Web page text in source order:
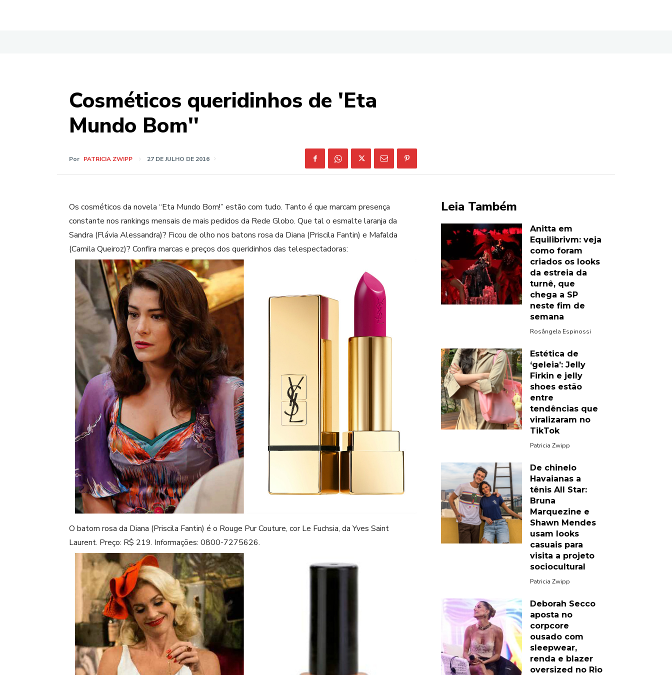
Cosméticos queridinhos de 'Eta
Mundo Bom''
Por PATRICIA ZWIPP 27 DE JULHO DE 2016
Os cosméticos da novela “Eta Mundo Bom!” estão com tudo. Tanto é que marcam presença
constante nos rankings mensais de mais pedidos da Rede Globo. Que tal o esmalte laranja da
Sandra (Flávia Alessandra)? Ficou de olho nos batons rosa da Diana (Priscila Fantin) e Mafalda
(Camila Queiroz)? Confira marcas e preços dos queridinhos das telespectadoras:
O batom rosa da Diana (Priscila Fantin) é o Rouge Pur Couture, cor Le Fuchsia, da Yves Saint
Laurent. Preço: R$ 219. Informações: 0800-7275626.
Leia Também
Anitta em
Equilibrivm: veja
como foram
criados os looks
da estreia da
turnê, que
chega a SP
neste fim de
semana
Rosângela Espinossi
Estética de
‘geleia’: Jelly
Firkin e jelly
shoes estão
entre
tendências que
viralizaram no
TikTok
Patricia Zwipp
De chinelo
Havaianas a
tênis All Star:
Bruna
Marquezine e
Shawn Mendes
usam looks
casuais para
visita a projeto
sociocultural
Patricia Zwipp
Deborah Secco
aposta no
corpcore
ousado com
sleepwear,
renda e blazer
oversized no Rio